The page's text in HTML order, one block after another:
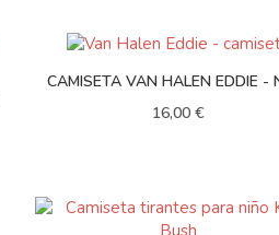
CAMISETA VAN HALEN EDDIE -
16,00 €